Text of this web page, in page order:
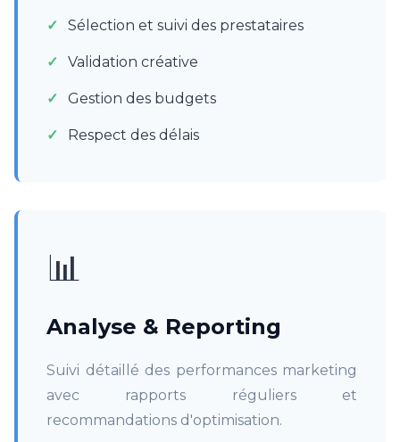
Sélection et suivi des prestataires
Validation créative
Gestion des budgets
Respect des délais
📊
Analyse & Reporting
Suivi détaillé des performances marketing
avec rapports réguliers et
recommandations d'optimisation.